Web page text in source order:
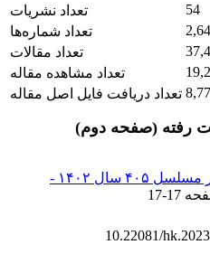
تعداد نشریات
54
تعداد شماره‌ها
تعداد مقالات
تعداد مشاهده مقاله
تعداد دریافت فایل اصل مقاله
رفته (صفحه دوم)
دوره 34، مجله سلام بچه ها آذر مسلسل ۴۰۵ سال ۱۴۰۲ -
17-17
10.22081/